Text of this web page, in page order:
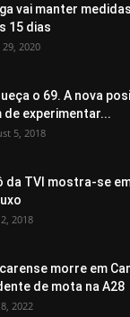
vai manter
15 dias
2020
o 69. A nova
de experimentar...
5, 2018
da TVI mostra-se
2018
morre em
de mota na A28
2022